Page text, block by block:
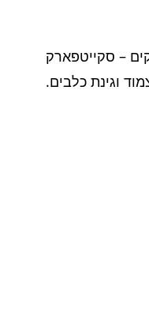
– סקייטפארק
וגינת כלבים.